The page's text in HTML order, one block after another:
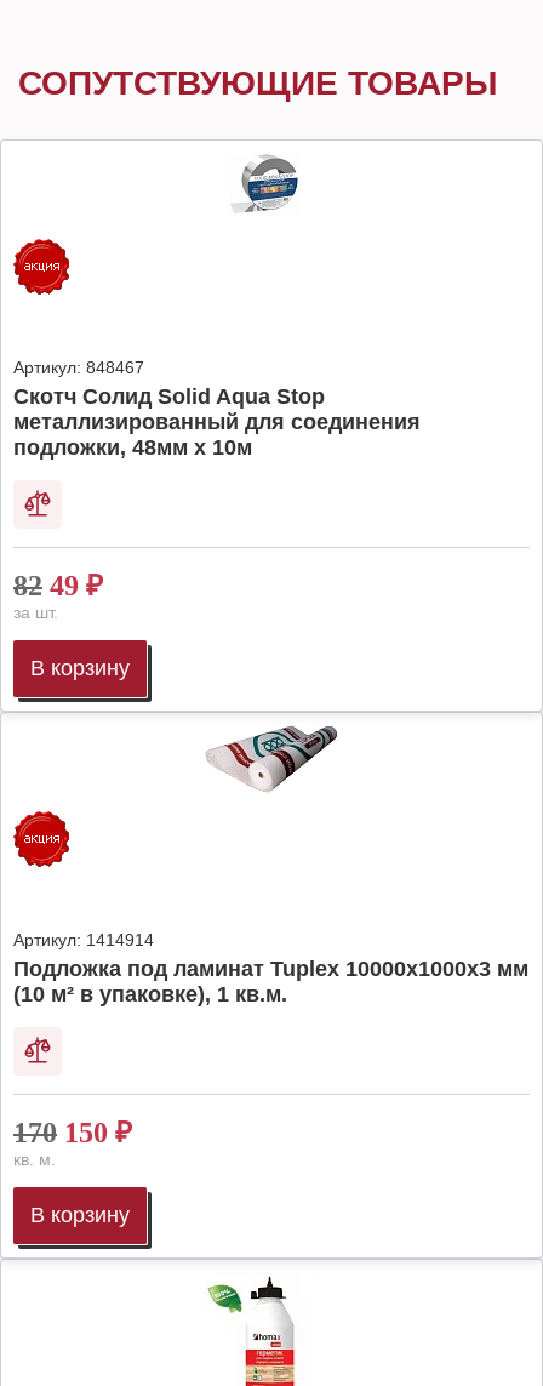
СОПУТСТВУЮЩИЕ ТОВАРЫ
Артикул: 848467
Скотч Солид Solid Aqua Stop
металлизированный для соединения
подложки, 48мм х 10м
82 49 ₽
за шт.
В корзину
Артикул: 1414914
Подложка под ламинат Tuplex 10000x1000x3 мм
(10 м² в упаковке), 1 кв.м.
170 150 ₽
кв. м.
В корзину